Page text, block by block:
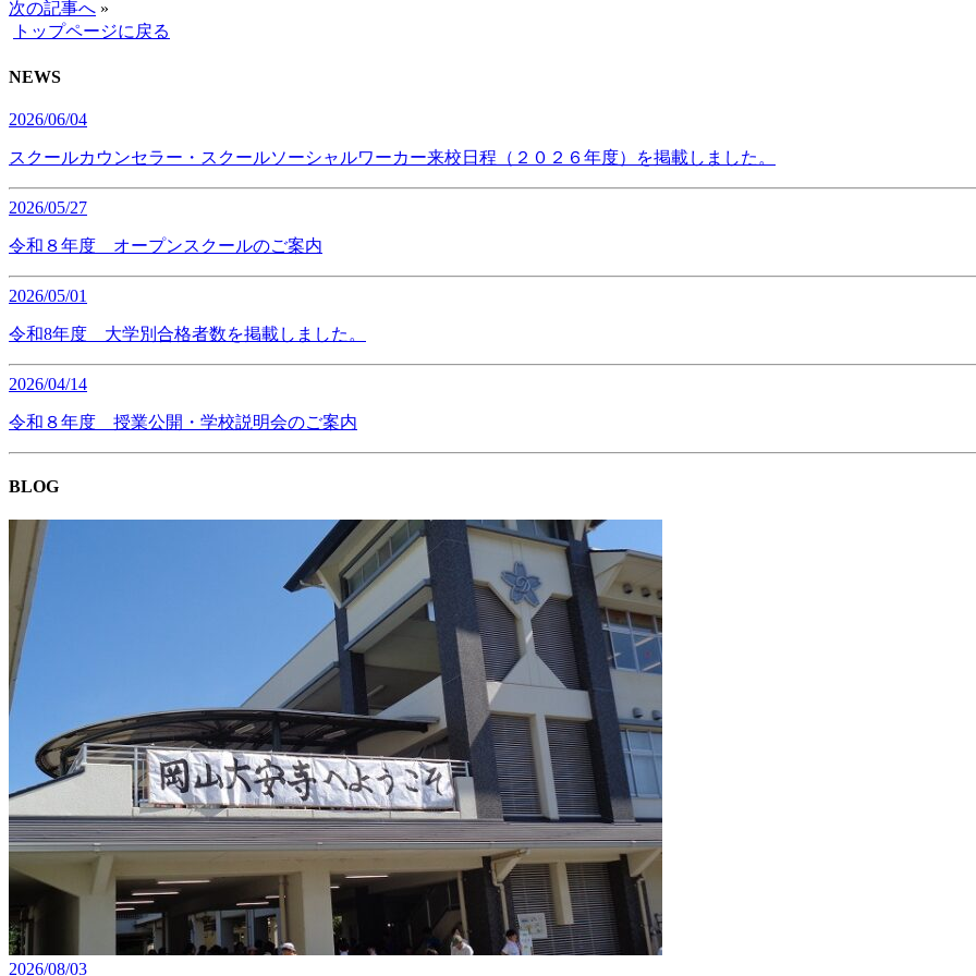
次の記事へ »
トップページに戻る
NEWS
2026/06/04
スクールカウンセラー・スクールソーシャルワーカー来校日程（２０２６年度）を掲載しました。
2026/05/27
令和８年度 オープンスクールのご案内
2026/05/01
令和8年度 大学別合格者数を掲載しました。
2026/04/14
令和８年度 授業公開・学校説明会のご案内
BLOG
2026/08/03